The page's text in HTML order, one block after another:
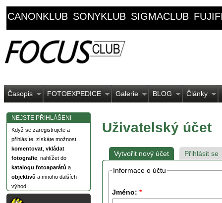
CANONKLUB SONYKLUB SIGMACLUB
Časopis FOTOEXPEDICE Galerie BLOG Články
NEJSTE PŘIHLÁŠENI
Když se zaregistrujete a
přihlásíte, získáte možnost
komentovat vkládat
fotografie , nahlížet do
katalogu fotoaparátů a
objektivů a mnoho dalších
výhod.
Uživatelský účet
Vytvořit nový účet Přihlásit se
Informace o účtu
Jméno: *